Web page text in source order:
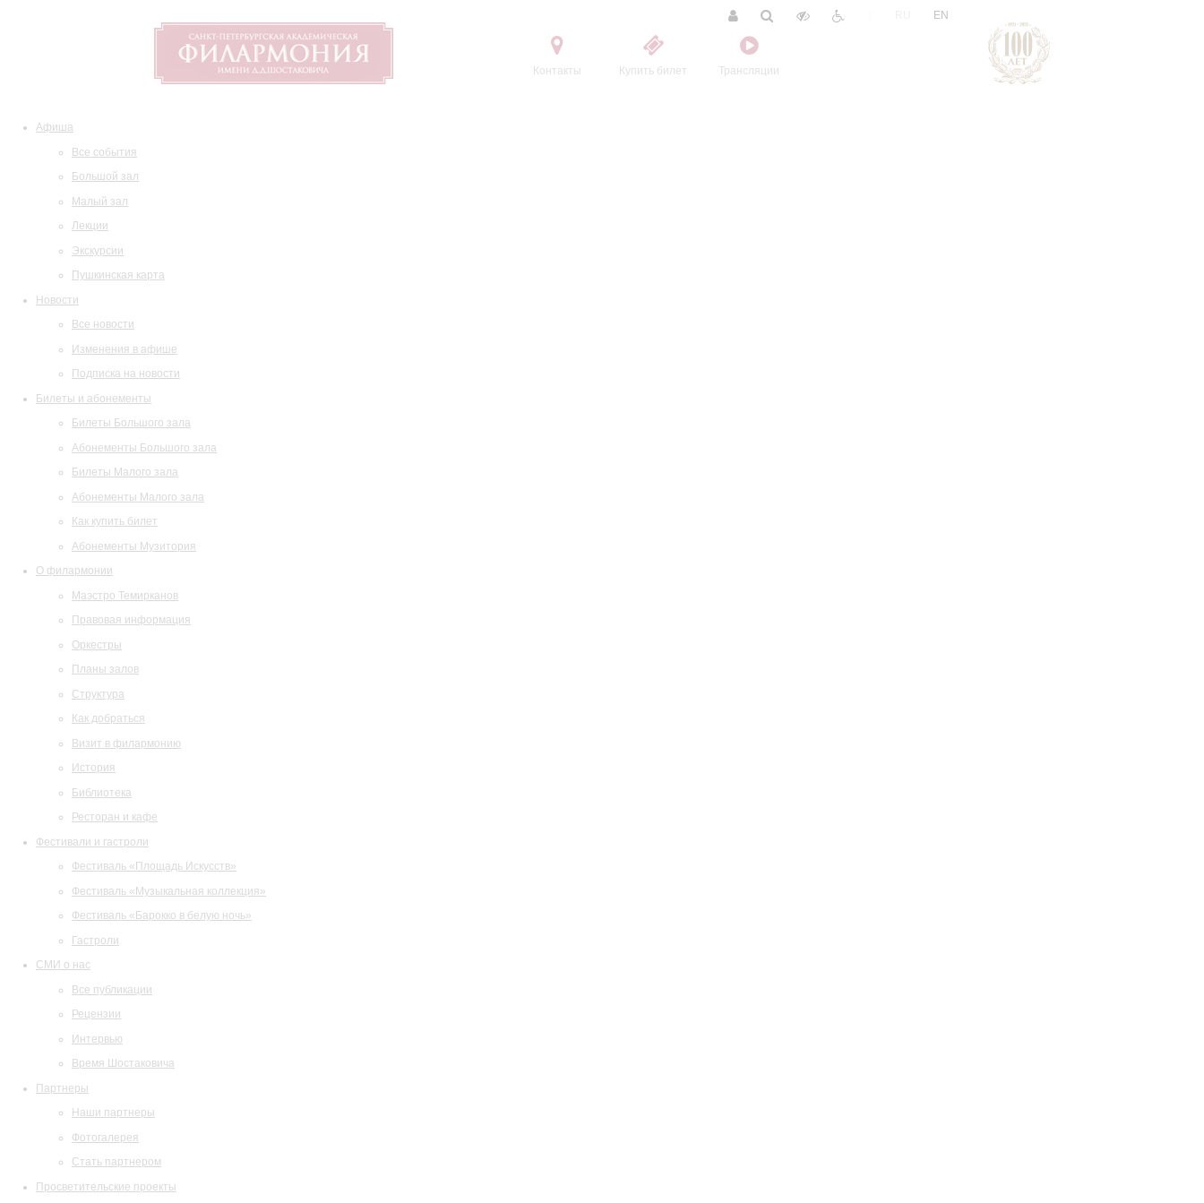
Контакты Купить билет Трансляции
EN
Афиша
Все события
Большой зал
Малый зал
Лекции
Экскурсии
Пушкинская карта
Новости
Все новости
Изменения в афише
Подписка на новости
Билеты и абонементы
Билеты Большого зала
Абонементы Большого зала
Билеты Малого зала
Абонементы Малого зала
Как купить билет
Абонементы Музитория
О филармонии
Маэстро Темирканов
Правовая информация
Оркестры
Планы залов
Структура
Как добраться
Визит в филармонию
История
Библиотека
Ресторан и кафе
Фестивали и гастроли
Фестиваль «Площадь Искусств»
Фестиваль «Музыкальная коллекция»
Фестиваль «Барокко в белую ночь»
Гастроли
СМИ о нас
Все публикации
Рецензии
Интервью
Время Шостаковича
Партнеры
Наши партнеры
Фотогалерея
Стать партнером
Просветительские проекты